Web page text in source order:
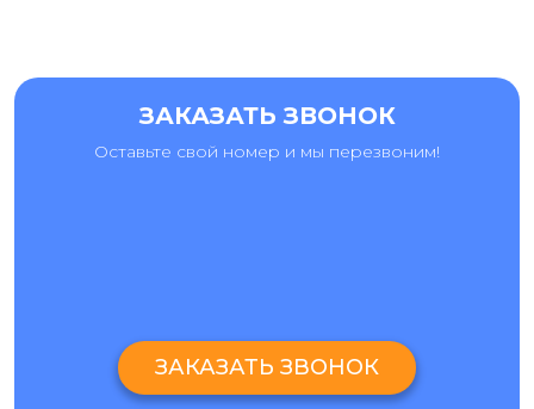
ЗАКАЗАТЬ ЗВОНОК
Оставьте свой номер и мы перезвоним!
ЗАКАЗАТЬ ЗВОНОК